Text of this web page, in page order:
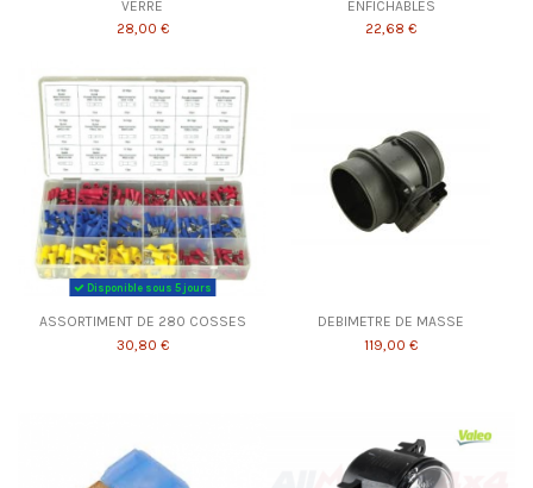
VERRE
28,00 €
ENFICHABLES
22,68 €
Disponible sous 5 jours
ASSORTIMENT DE 280 COSSES
30,80 €
DEBIMETRE DE MASSE
119,00 €